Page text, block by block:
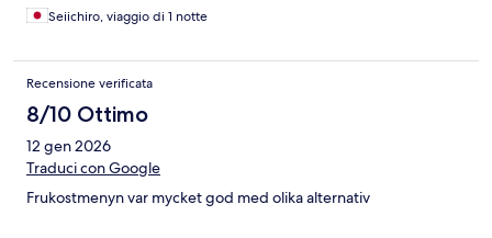
Seiichiro, viaggio di 1 notte
Recensione verificata
8/10 Ottimo
12 gen 2026
Traduci con Google
Frukostmenyn var mycket god med olika alternativ